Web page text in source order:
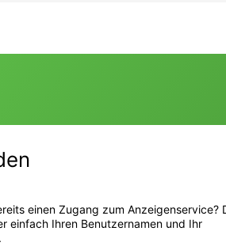
einen Zugang zum Anzeigenservice?
einfach Ihren Benutzernamen und Ihr